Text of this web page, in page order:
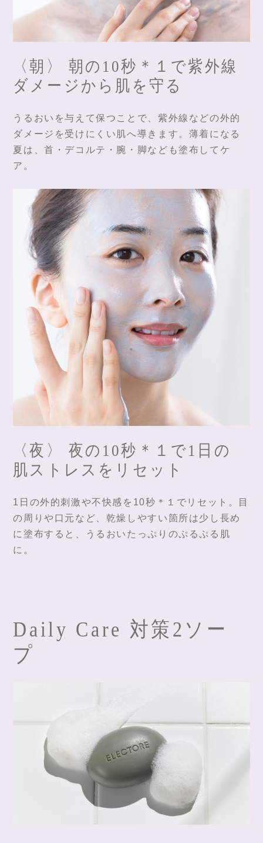
〈朝〉 朝の10秒＊１で紫外線
ダメージから肌を守る
うるおいを与えて保つことで、紫外線などの外的
ダメージを受けにくい肌へ導きます。薄着になる
夏は、首・デコルテ・腕・脚なども塗布してケ
ア。
〈夜〉 夜の10秒＊１で1日の
肌ストレスをリセット
1日の外的刺激や不快感を10秒＊１でリセット。目
の周りや口元など、乾燥しやすい箇所は少し長め
に塗布すると、うるおいたっぷりのぷるぷる肌
に。
Daily Care 対策2ソー
プ